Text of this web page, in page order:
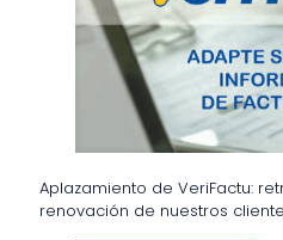
Aplazamiento de VeriFactu:
renovación de nuestros